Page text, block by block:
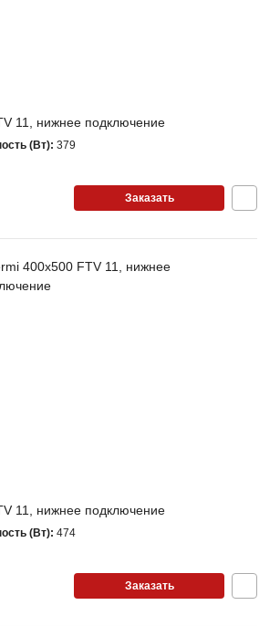
11, нижнее подключение
(Вт): 379
Заказать
11, нижнее подключение
(Вт): 474
Заказать